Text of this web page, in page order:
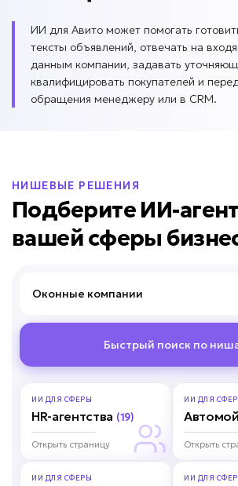
ИИ для Авито может помогать
тексты объявлений, отвечать на
данным компании, задавать
квалифицировать покупателей и
обращения менеджеру или в CRM.
НИШЕВЫЕ РЕШЕНИЯ
Подберите ИИ-
вашей сферы
Оконные к
Быстрый поиск по
ИИ ДЛЯ СФЕРЫ
HR-агентства (19)
Открыть страницу
ИИ ДЛЯ
Открыть
ИИ ДЛЯ СФЕРЫ ИИ ДЛЯ